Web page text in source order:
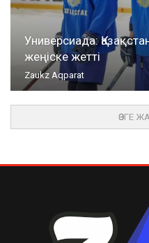
Универсиада:
жеңіске жетті
Zaukz Aqparat
ӨЗГЕ